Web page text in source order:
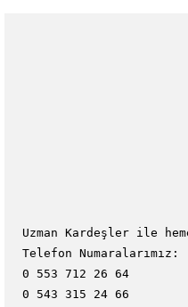
Uzman Kardeşler ile
Telefon Numaralarımız:
0 553 712 26 64
0 543 315 24 66